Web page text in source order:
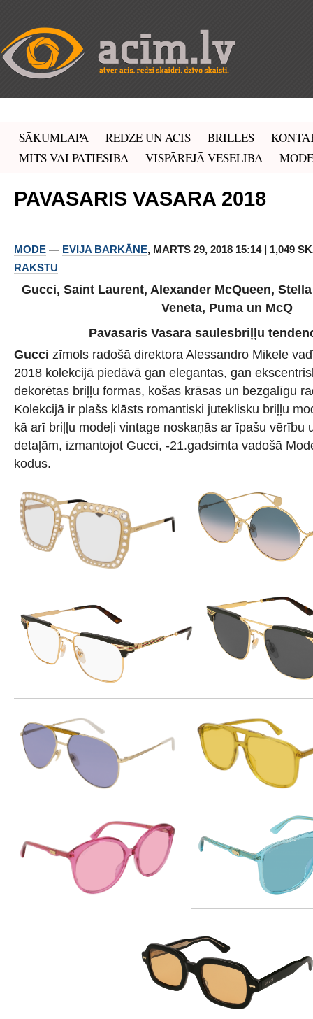
SĀKUMLAPA REDZE UN ACIS BRILLES
MĪTS VAI PATIESĪBA
VISPĀRĒJĀ VESELĪBA MODE
PAVASARIS VASARA 2018
MODE — EVIJA BARKĀNE, MARTS 29, 2018 15:14 | 1,049
RAKSTU
Gucci, Saint Laurent, Alexander McQueen,
Veneta, Puma un McQ
Pavasaris Vasara saulesbriļļu
Gucci zīmols radošā direktora Alessandro Mikele
2018 kolekcijā piedāvā gan elegantas, gan
dekorētas briļļu formas, košas krāsas un bezgalīgu
Kolekcijā ir plašs klāsts romantiski juteklisku briļļu
kā arī briļļu modeļi vintage noskaņās ar īpašu vērību
detaļām, izmantojot Gucci, -21.gadsimta vadošā
kodus.